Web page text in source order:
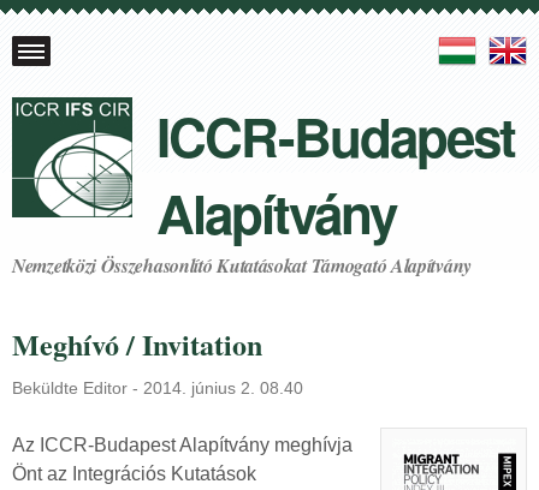
N
y
e
l
v
k
ICCR-Budapest
Alapítvány
Nemzetközi Összehasonlító Kutatásokat Támogató Alapítvány
Meghívó / Invitation
Beküldte Editor - 2014. június 2. 08.40
Az ICCR-Budapest Alapítvány meghívja
Önt az Integrációs Kutatások